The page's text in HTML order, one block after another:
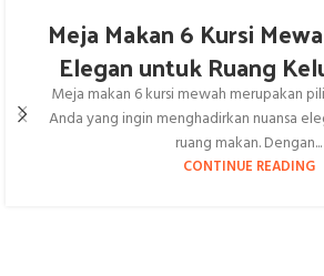
Meja Makan 6 Kursi
Elegan untuk Ruang
Meja makan 6 kursi mewah merupakan
Anda yang ingin menghadirkan nuansa
ruang makan. Dengan...
CONTINUE READING